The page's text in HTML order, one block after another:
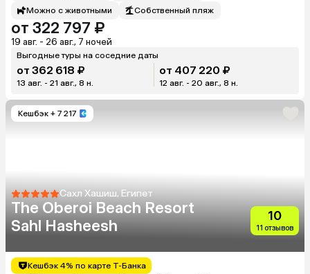
Можно с животными
Собственный пляж
от 322 797 ₽
19 авг. - 26 авг., 7 ночей
Выгодные туры на соседние даты
от 362 618 ₽
13 авг. - 21 авг., 8 н.
от 407 220 ₽
12 авг. - 20 авг., 8 н.
Кешбэк + 7 217
Сахл Хашиш, Египет
The Oberoi Beach Resort
Sahl Hasheesh
10
11 отзывов
Кешбэк 4% по карте Т-Банка